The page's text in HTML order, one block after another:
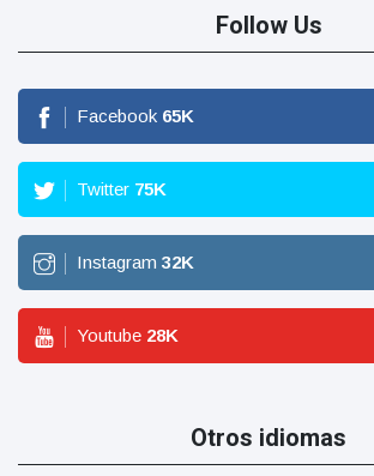
Follow Us
Facebook 65K
Twitter 75K
Instagram 32K
Youtube 28K
Otros idiomas